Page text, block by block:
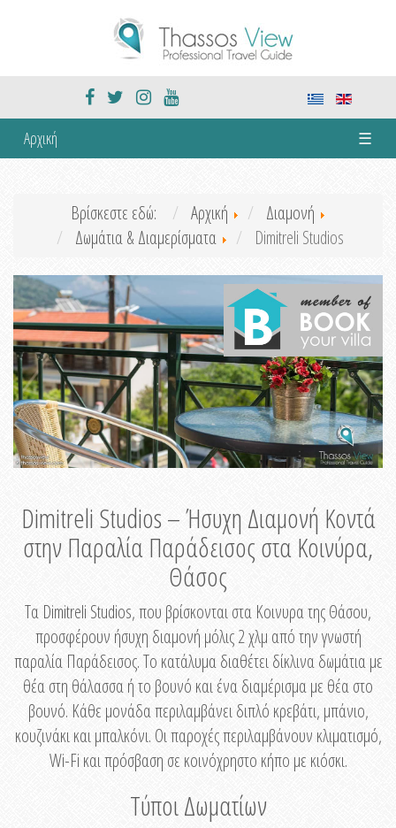
Αρχική ☰
Βρίσκεστε εδώ: Αρχική
Διαμονή
Δωμάτια & Διαμερίσματα
Dimitreli Studios
Dimitreli Studios – Ήσυχη Διαμονή Κοντά
στην Παραλία Παράδεισος στα Κοινύρα,
Θάσος
Τα Dimitreli Studios, που βρίσκονται στα Κοινυρα της Θάσου,
προσφέρουν ήσυχη διαμονή μόλις 2 χλμ από την γνωστή
παραλία Παράδεισος. Το κατάλυμα διαθέτει δίκλινα δωμάτια με
θέα στη θάλασσα ή το βουνό και ένα διαμέρισμα με θέα στο
βουνό. Κάθε μονάδα περιλαμβάνει διπλό κρεβάτι, μπάνιο,
κουζινάκι και μπαλκόνι. Οι παροχές περιλαμβάνουν κλιματισμό,
Wi-Fi και πρόσβαση σε κοινόχρηστο κήπο με κιόσκι.
Τύποι Δωματίων